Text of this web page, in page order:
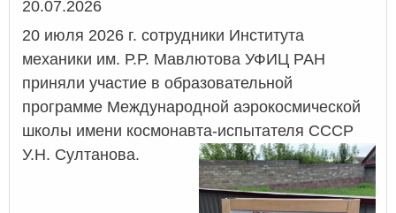
Дата
20.07.2026
20 июля 2026 г. сотрудники Института
механики им. Р.Р. Мавлютова УФИЦ РАН
приняли участие в образовательной
программе Международной аэрокосмической
школы имени космонавта-испытателя СССР
У.Н. Султанова.